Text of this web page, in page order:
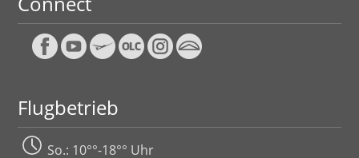
Flugbetrieb
So.: 10°°-18°° Uhr